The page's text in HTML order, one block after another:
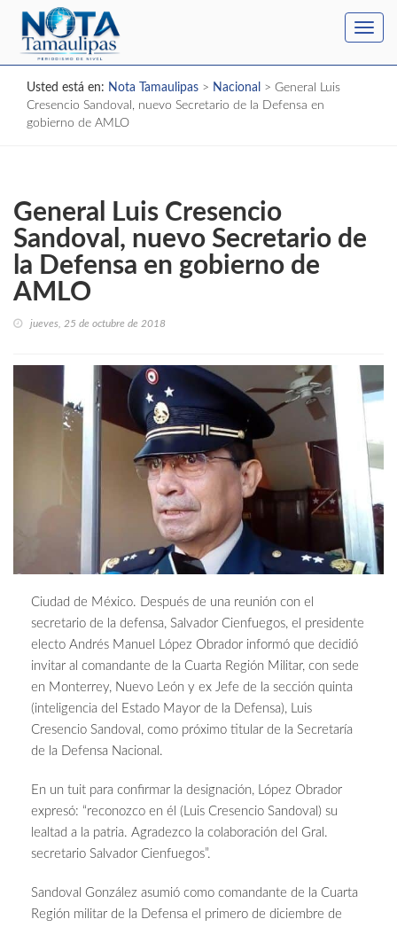
Usted está en: Nota Tamaulipas > Nacional > General Luis
Cresencio Sandoval, nuevo Secretario de la Defensa en
gobierno de AMLO
General Luis Cresencio
Sandoval, nuevo Secretario de
la Defensa en gobierno de
AMLO
jueves, 25 de octubre de 2018
Ciudad de México. Después de una reunión con el
secretario de la defensa, Salvador Cienfuegos, el presidente
electo Andrés Manuel López Obrador informó que decidió
invitar al comandante de la Cuarta Región Militar, con sede
en Monterrey, Nuevo León y ex Jefe de la sección quinta
(inteligencia del Estado Mayor de la Defensa), Luis
Cresencio Sandoval, como próximo titular de la Secretaría
de la Defensa Nacional.
En un tuit para confirmar la designación, López Obrador
expresó: “reconozco en él (Luis Cresencio Sandoval) su
lealtad a la patria. Agradezco la colaboración del Gral.
secretario Salvador Cienfuegos”.
Sandoval González asumió como comandante de la Cuarta
Región militar de la Defensa el primero de diciembre de